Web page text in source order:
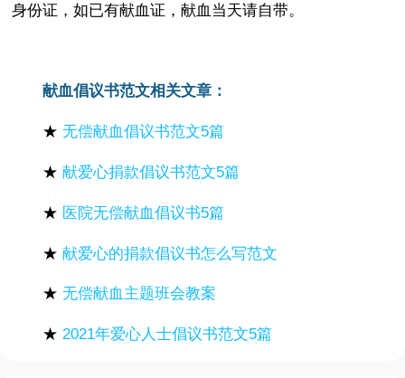
身份证，如已有献血证，献血当天请自带。
献血倡议书范文相关文章：
★无偿献血倡议书范文5篇
★献爱心捐款倡议书范文5篇
★ 医院无偿献血倡议书5篇
★献爱心的捐款倡议书怎么写范文
★无偿献血主题班会教案
★2021年爱心人士倡议书范文5篇